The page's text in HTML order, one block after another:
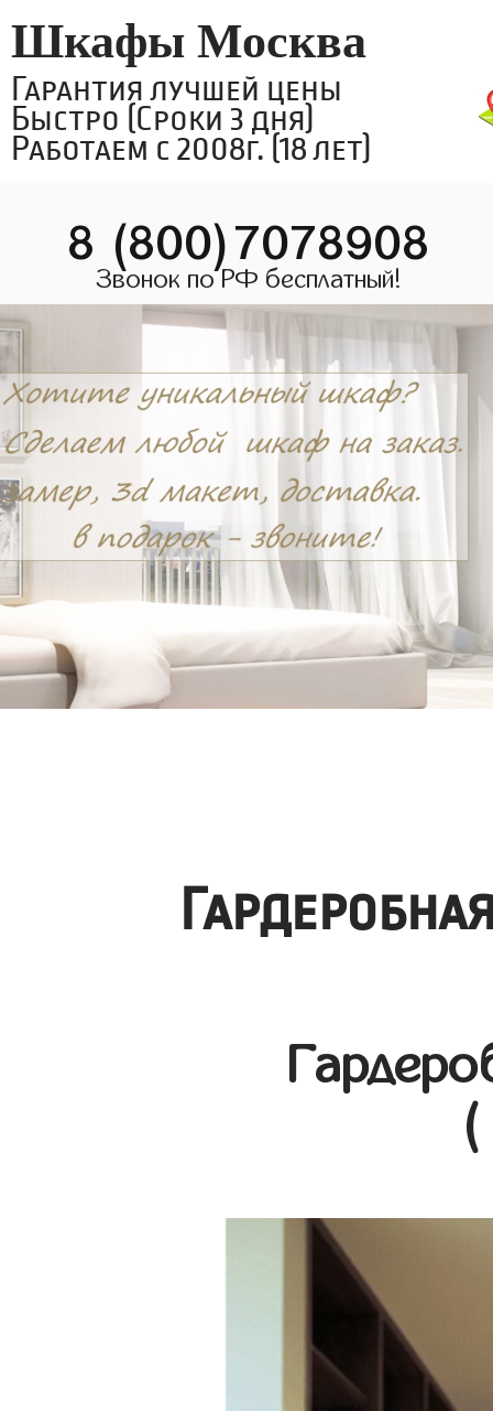
Шкафы Москва
Гарантия лучшей цены
Быстро (Сроки 3 дня)
Работаем с 2008г. (18 лет)
8 (800)7078908
Звонок по РФ бесплатный!
(